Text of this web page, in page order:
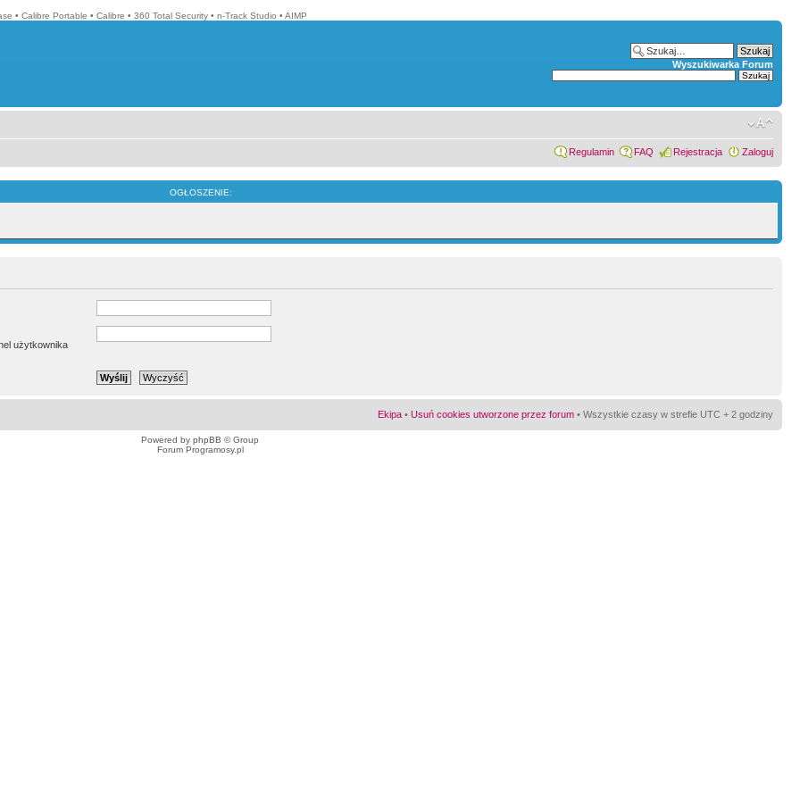
• Calibre Portable • Calibre • 360 Total Security • n-Track Studio • AIMP
Wyszukiwarka Forum
Regulamin FAQ Rejestracja Zaloguj
OGŁOSZENIE:
użytkownika
Ekipa • Usuń cookies utworzone przez forum • Wszystkie czasy w strefie UTC + 2 godziny
Powered by phpBB © Group
Forum Programosy.pl